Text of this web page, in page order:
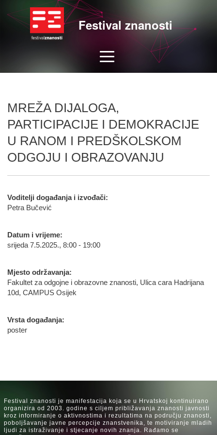
Festival znanosti
MREŽA DIJALOGA,
PARTICIPACIJE I DEMOKRACIJE
U RANOM I PREDŠKOLSKOM
ODGOJU I OBRAZOVANJU
Voditelji događanja i izvođači:
Petra Bučević
Datum i vrijeme:
srijeda 7.5.2025., 8:00 - 19:00
Mjesto održavanja:
Fakultet za odgojne i obrazovne znanosti, Ulica cara Hadrijana
10d, CAMPUS Osijek
Vrsta događanja:
poster
Festival znanosti je manifestacija koja se u Hrvatskoj kontinuirano
organizira od 2003. godine s ciljem približavanja znanosti javnosti
kroz informiranje o aktivnostima i rezultatima na području znanosti,
poboljšavanje javne percepcije znanstvenika, te motiviranje mladih
ljudi za istraživanje i stjecanje novih znanja. Rađamo se